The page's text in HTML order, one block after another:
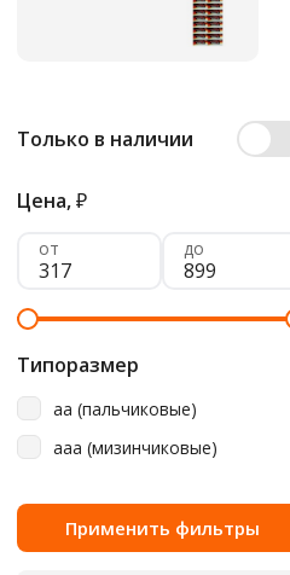
Только в наличии
Цена,₽
от до
Типоразмер
aa (пальчиковые)
aaa (мизинчиковые)